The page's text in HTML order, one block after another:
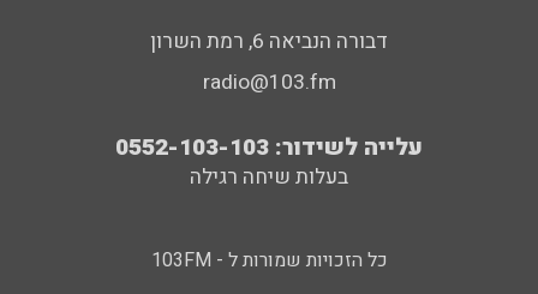
דבורה הנביאה 6, רמת השרון
radio@103.fm
עלייה לשידור: 0552-103-103
בעלות שיחה רגילה
כל הזכויות שמורות ל - 103FM